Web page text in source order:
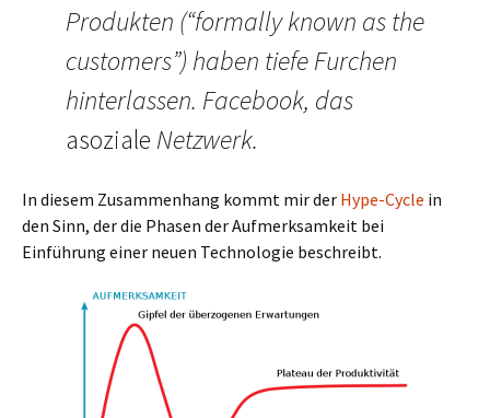
Produkten (“formally known as the
customers”) haben tiefe Furchen
hinterlassen. Facebook, das
asoziale Netzwerk.
In diesem Zusammenhang kommt mir der Hype-Cycle in
den Sinn, der die Phasen der Aufmerksamkeit bei
Einführung einer neuen Technologie beschreibt.